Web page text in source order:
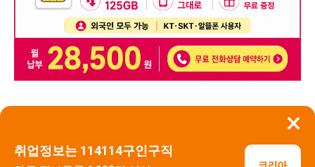
×
취업정보는 114114구인구직